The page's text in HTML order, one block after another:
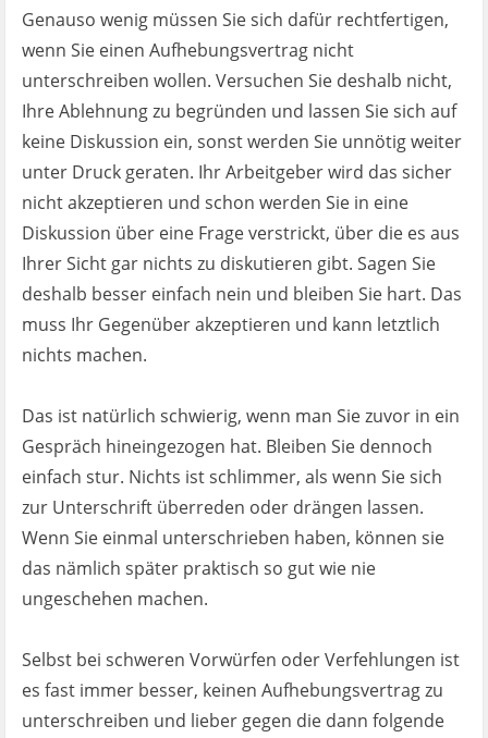
Genauso wenig müssen Sie sich dafür rechtfertigen,
wenn Sie einen Aufhebungsvertrag nicht
unterschreiben wollen. Versuchen Sie deshalb nicht,
Ihre Ablehnung zu begründen und lassen Sie sich auf
keine Diskussion ein, sonst werden Sie unnötig weiter
unter Druck geraten. Ihr Arbeitgeber wird das sicher
nicht akzeptieren und schon werden Sie in eine
Diskussion über eine Frage verstrickt, über die es aus
Ihrer Sicht gar nichts zu diskutieren gibt. Sagen Sie
deshalb besser einfach nein und bleiben Sie hart. Das
muss Ihr Gegenüber akzeptieren und kann letztlich
nichts machen.
Das ist natürlich schwierig, wenn man Sie zuvor in ein
Gespräch hineingezogen hat. Bleiben Sie dennoch
einfach stur. Nichts ist schlimmer, als wenn Sie sich
zur Unterschrift überreden oder drängen lassen.
Wenn Sie einmal unterschrieben haben, können sie
das nämlich später praktisch so gut wie nie
ungeschehen machen.
Selbst bei schweren Vorwürfen oder Verfehlungen ist
es fast immer besser, keinen Aufhebungsvertrag zu
unterschreiben und lieber gegen die dann folgende